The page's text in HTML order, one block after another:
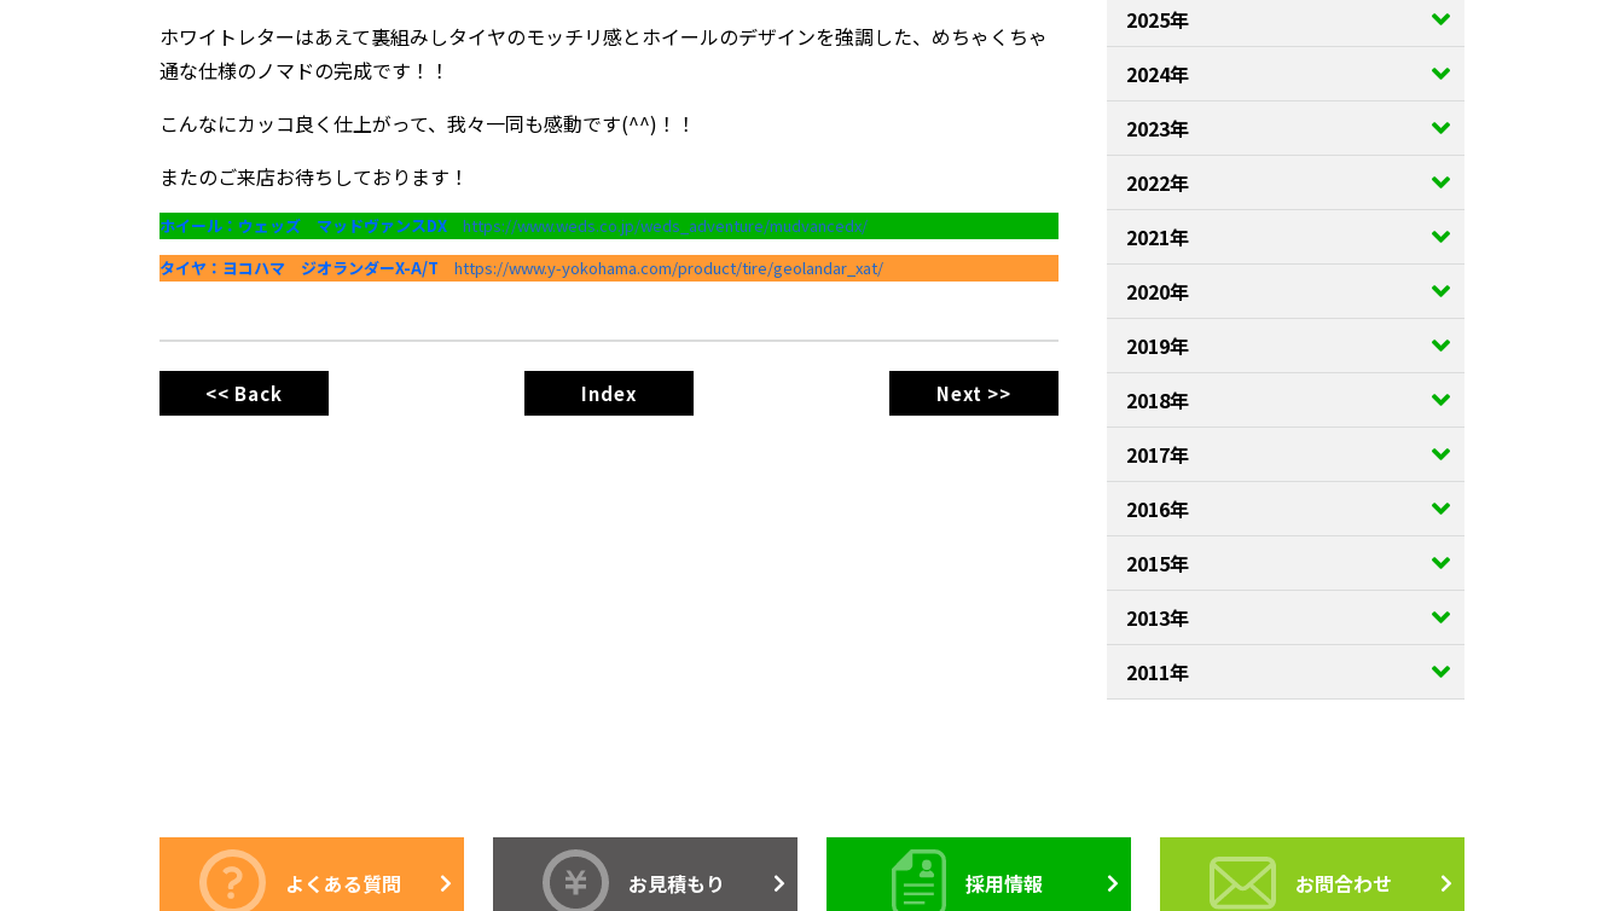
ホワイトレターはあえて裏組みしタイヤのモッチリ感とホイールのデザインを強調した、めちゃくちゃ
通な仕様のノマドの完成です！！
こんなにカッコ良く仕上がって、我々一同も感動です(^^)！！
またのご来店お待ちしております！
ホイール：ウェッズ マッドヴァンスDX
https://www.weds.co.jp/weds_adventure/mudvancedx/
タイヤ：ヨコハマ ジオランダーX-A/T
https://www.y-yokohama.com/product/tire/geolandar_xat/
<< Back Index Next >>
2025年
2024年
2023年
2022年
2021年
2020年
2019年
2018年
2017年
2016年
2015年
2013年
2011年
よくある質問 お見積もり 採用情報 お問合わせ